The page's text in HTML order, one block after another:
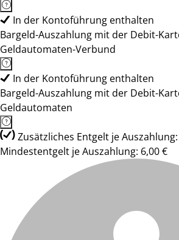
In der Kontoführung enthalten
Bargeld-Auszahlung mit der Debit-
Geldautomaten-Verbund
In der Kontoführung enthalten
Bargeld-Auszahlung mit der Debit-
Geldautomaten
Zusätzliches Entgelt je Auszahlung:
Mindestentgelt je Auszahlung: 6,00 €